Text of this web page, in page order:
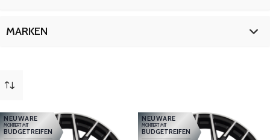
MARKEN
NEUWARE
MONTIERT MIT
BUDGETREIFEN
NEUWARE
MONTIERT MIT
BUDGETREIFEN